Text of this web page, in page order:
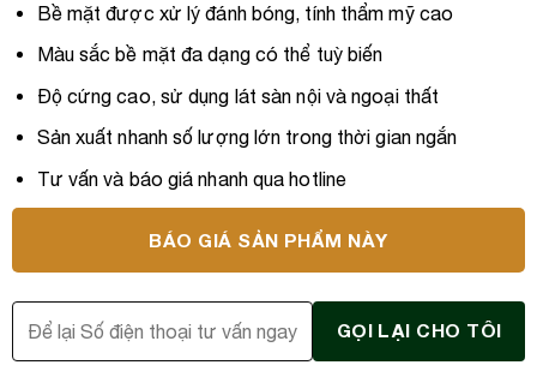
Bề mặt được xử lý đánh bóng, tính thẩm mỹ cao
Màu sắc bề mặt đa dạng có thể tuỳ biến
Độ cứng cao, sử dụng lát sàn nội và ngoại thất
Sản xuất nhanh số lượng lớn trong thời gian ngắn
Tư vấn và báo giá nhanh qua hotline
BÁO GIÁ SẢN PHẨM NÀY